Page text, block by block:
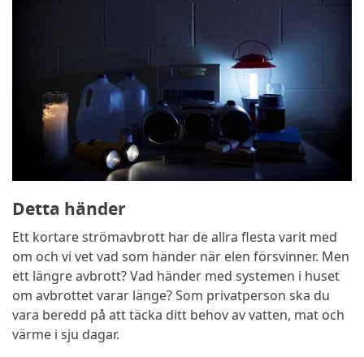
Detta händer
Ett kortare strömavbrott har de allra flesta varit med
om och vi vet vad som händer när elen försvinner. Men
ett längre avbrott? Vad händer med systemen i huset
om avbrottet varar länge? Som privatperson ska du
vara beredd på att täcka ditt behov av vatten, mat och
värme i sju dagar.